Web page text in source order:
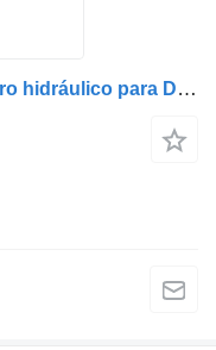
Cilindru de rabatare cabină cilindro hidráulico para DAF 1896448/2117326/12 camión